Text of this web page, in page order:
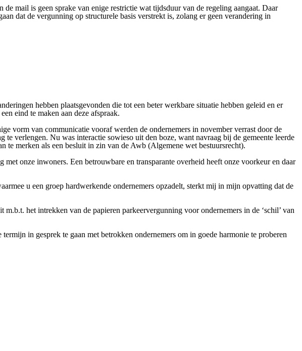
mail is geen sprake van enige restrictie wat tijdsduur van de regeling aangaat. Daar
dat de vergunning op structurele basis verstrekt is, zolang er geen verandering in
hebben plaatsgevonden die tot een beter werkbare situatie hebben geleid en er
eind te maken aan deze afspraak.
vorm van communicatie vooraf werden de ondernemers in november verrast door de
verlengen. Nu was interactie sowieso uit den boze, want navraag bij de gemeente leerde
te merken als een besluit in zin van de Awb (Algemene wet bestuursrecht).
onze inwoners. Een betrouwbare en transparante overheid heeft onze voorkeur en daar
u een groep hardwerkende ondernemers opzadelt, sterkt mij in mijn opvatting dat de
het intrekken van de papieren parkeervergunning voor ondernemers in de ‘schil’ van
in gesprek te gaan met betrokken ondernemers om in goede harmonie te proberen